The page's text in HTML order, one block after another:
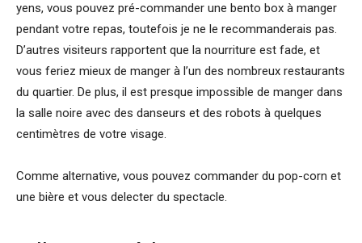
yens, vous pouvez pré-commander une bento box à manger
pendant votre repas, toutefois je ne le recommanderais pas.
D’autres visiteurs rapportent que la nourriture est fade, et
vous feriez mieux de manger à l’un des nombreux restaurants
du quartier. De plus, il est presque impossible de manger dans
la salle noire avec des danseurs et des robots à quelques
centimètres de votre visage.
Comme alternative, vous pouvez commander du pop-corn et
une bière et vous delecter du spectacle.